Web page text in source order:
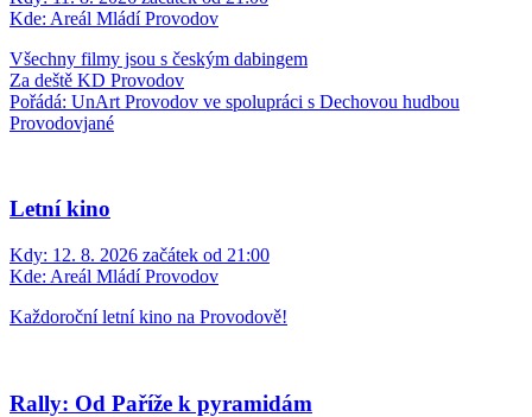
Kde: Areál Mládí Provodov
Všechny filmy jsou s českým dabingem
Za deště KD Provodov
Pořádá: UnArt Provodov ve spolupráci s Dechovou hudbou
Provodovjané
Letní kino
Kdy: 12. 8. 2026 začátek od 21:00
Kde: Areál Mládí Provodov
Každoroční letní kino na Provodově!
Rally: Od Paříže k pyramidám